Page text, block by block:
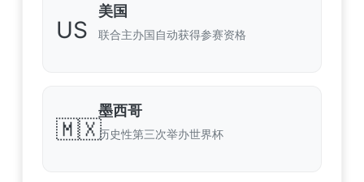
US
美国
联合主办国自动获得参赛资格
🇲🇽
墨西哥
历史性第三次举办世界杯